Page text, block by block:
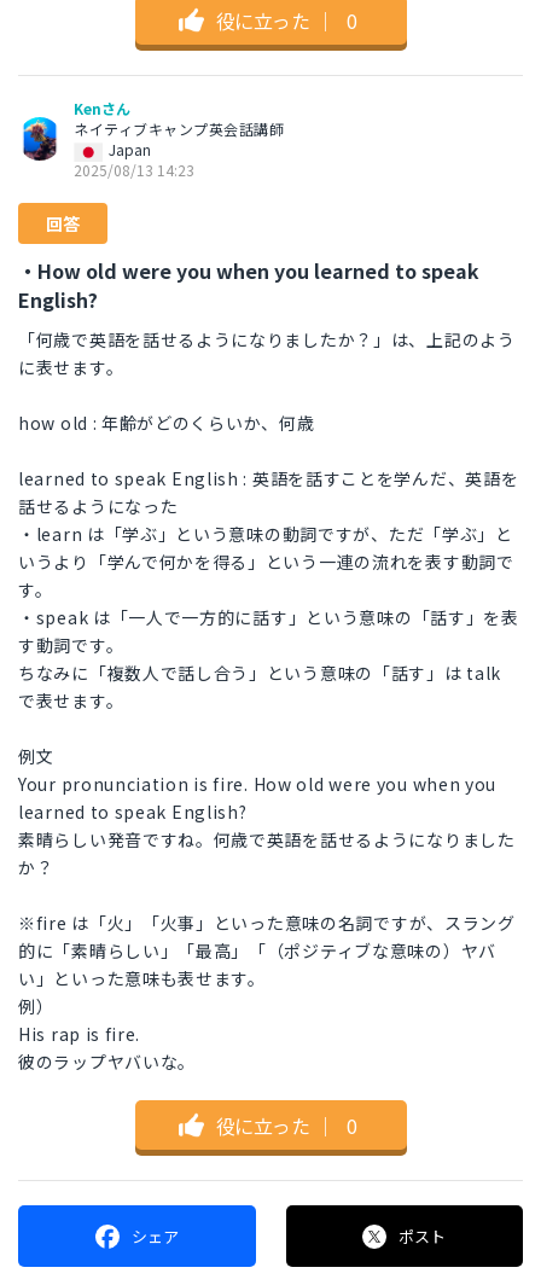
役に立った ｜ 0
Kenさん
ネイティブキャンプ英会話講師
Japan
2025/08/13 14:23
回答
・How old were you when you learned to speak
English?
「何歳で英語を話せるようになりましたか？」は、上記のよう
に表せます。
how old : 年齢がどのくらいか、何歳
learned to speak English : 英語を話すことを学んだ、英語を
話せるようになった
・learn は「学ぶ」という意味の動詞ですが、ただ「学ぶ」と
いうより「学んで何かを得る」という一連の流れを表す動詞で
す。
・speak は「一人で一方的に話す」という意味の「話す」を表
す動詞です。
ちなみに「複数人で話し合う」という意味の「話す」は talk
で表せます。
例文
Your pronunciation is fire. How old were you when you
learned to speak English?
素晴らしい発音ですね。何歳で英語を話せるようになりました
か？
※fire は「火」「火事」といった意味の名詞ですが、スラング
的に「素晴らしい」「最高」「（ポジティブな意味の）ヤバ
い」といった意味も表せます。
例）
His rap is fire.
彼のラップヤバいな。
役に立った ｜ 0
シェア ポスト